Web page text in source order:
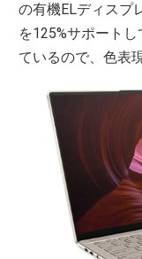
の有機ELディスプ
を125%サポート
ているので、色表